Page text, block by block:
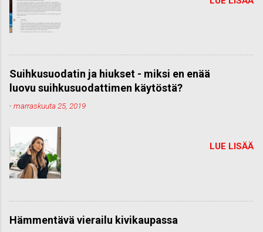
Suihkusuodatin ja hiukset - miksi en enää
luovu suihkusuodattimen käytöstä?
-marraskuuta 25, 2019
LUE LISÄÄ
Hämmentävä vierailu kivikaupassa